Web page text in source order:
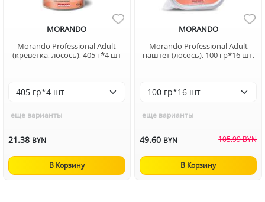
MORANDO
Morando Professional Adult
(креветка, лосось), 405 г*4 шт
еще варианты
21.38 BYN
В Корзину
MORANDO
Morando Professional Adult
паштет (лосось), 100 гр*16 шт.
еще варианты
49.60 BYN 105.99 BYN
В Корзину